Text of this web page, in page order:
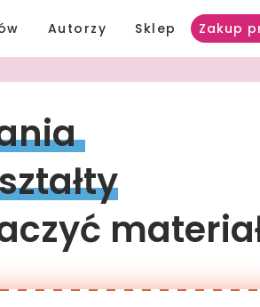
Autorzy Sklep Zakup